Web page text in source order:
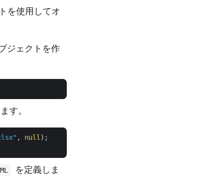
を使用してオ
ジェクトを作
す。
, null);
を定義しま